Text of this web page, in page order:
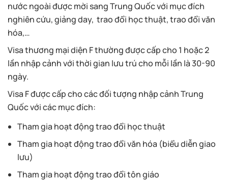
nước ngoài được mời sang Trung Quốc với mục đích
nghiên cứu, giảng day, trao đổi học thuật, trao đổi văn
hóa,…
Visa thương mại diện F thường được cấp cho 1 hoặc 2
lần nhập cảnh với thời gian lưu trú cho mỗi lần là 30-90
ngày.
Visa F được cấp cho các đối tượng nhập cảnh Trung
Quốc với các mục đích:
Tham gia hoạt động trao đổi học thuật
Tham gia hoạt động trao đổi văn hóa (biểu diễn giao
lưu)
Tham gia hoạt động trao đổi tôn giáo